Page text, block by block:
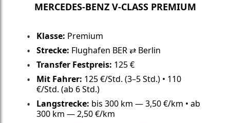
MERCEDES-BENZ V-CLASS PREMIUM
Klasse: Premium
Strecke: Flughafen BER ⇄ Berlin
Transfer Festpreis: 125 €
Mit Fahrer: 125 €/Std. (3–5 Std.) • 110
€/Std. (ab 6 Std.)
Langstrecke: bis 300 km — 3,50 €/km • ab
300 km — 2,50 €/km